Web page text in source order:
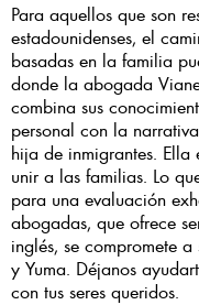
Para aquellos que son
estadounidenses, el
basadas en la familia
donde la abogada
combina sus
personal con la
hija de inmigrantes.
unir a las familias. Lo
para una evaluación
abogadas, que ofrece
inglés, se compromete
y Yuma. Déjanos
con tus seres queridos.